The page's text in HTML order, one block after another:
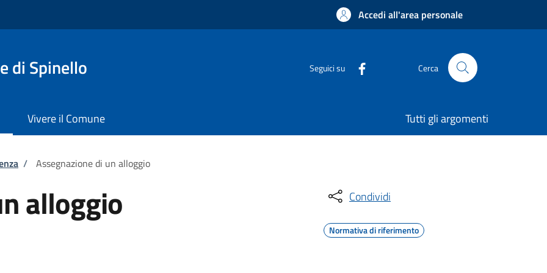
Accedi all'area personale
di Spinello Seguici su Cerca
Vivere il Comune Tutti gli argomenti
/ Assegnazione di un alloggio
alloggio Condividi
Normativa di riferimento